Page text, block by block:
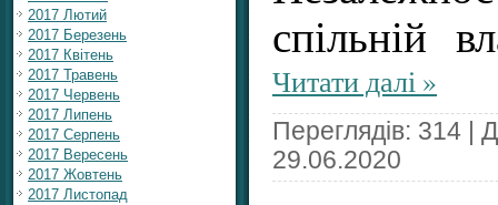
2017 Лютий
2017 Березень
2017 Квітень
2017 Травень
2017 Червень
2017 Липень
2017 Серпень
2017 Вересень
2017 Жовтень
2017 Листопад
спільній
Читати далі »
Переглядів: 314 |
29.06.2020